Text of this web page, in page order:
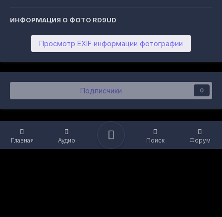
Главная Аудио Поиск Форум
ИНФОРМАЦИЯ О ФОТО RD9UD
Просмотр EXIF информации фотографии
Подписчики 0